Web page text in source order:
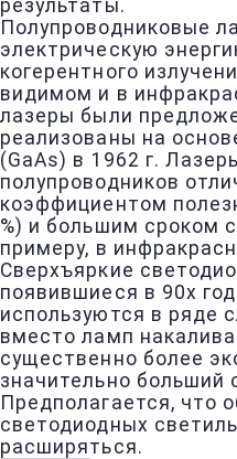
результаты.
Полупроводниковые
электрическую
когерентного
видимом и в
лазеры были
реализованы на
(GaAs) в 1962 г.
полупроводников
коэффициентом
%) и большим сроком
примеру, в
Сверхъяркие
появившиеся в 90х
используются в ряде
вместо ламп
существенно более
значительно больший
Предполагается, что
светодиодных
расширяться.